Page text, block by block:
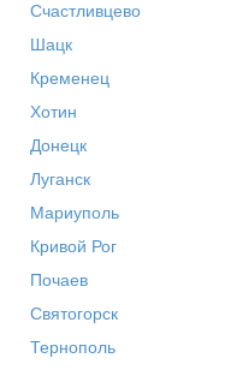
Счастливцево
Шацк
Кременец
Хотин
Донецк
Луганск
Мариуполь
Кривой Рог
Почаев
Святогорск
Тернополь